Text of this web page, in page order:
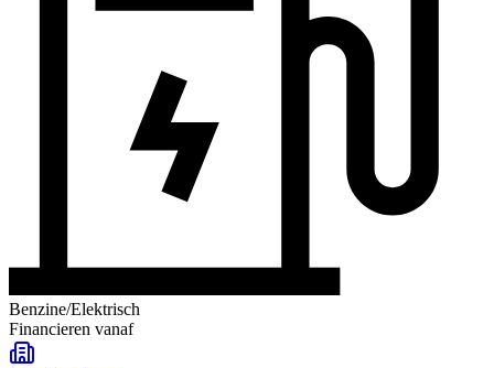
Benzine/Elektrisch
Financieren vanaf